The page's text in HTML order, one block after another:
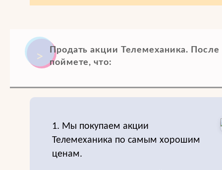
Продать акции Телемеханика.
поймете, что:
1. Мы покупаем акции
Телемеханика по самым хорошим
ценам.